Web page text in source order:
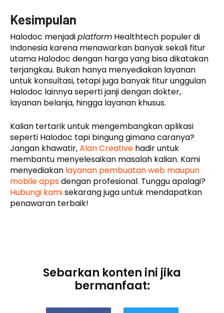
Kesimpulan
Halodoc menjadiplatform Healthtech populer di
Indonesia karena menawarkan banyak sekali fitur
utama Halodoc dengan harga yang bisa dikatakan
terjangkau. Bukan hanya menyediakan layanan
untuk konsultasi, tetapi juga banyak fitur unggulan
Halodoc lainnya seperti janji dengan dokter,
layanan belanja, hingga layanan khusus.
Kalian tertarik untuk mengembangkan aplikasi
seperti Halodoc tapi bingung gimana caranya?
Jangan khawatir,Alan Creative hadir untuk
membantu menyelesaikan masalah kalian. Kami
menyediakan layanan pembuatan web maupun
mobile appsdengan profesional. Tunggu apalagi?
Hubungi kamisekarang juga untuk mendapatkan
penawaran terbaik!
Sebarkan konten ini jika
bermanfaat: